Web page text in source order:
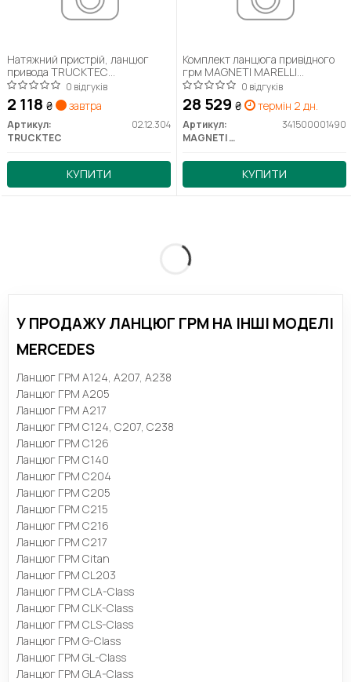
Натяжний пристрій, ланцюг
привода TRUCKTEC
AUTOMOTIVE 02.12.304
0 відгуків
2 118 ₴ завтра
Артикул:
02.12.304
TRUCKTEC
КУПИТИ
Комплект ланцюга привідного
грм MAGNETI MARELLI
3415000014900 відгуків
28 529 ₴ термін 2 дн.
Артикул:
341500001490
MAGNETI MARELLI
КУПИТИ
У ПРОДАЖУ ЛАНЦЮГ ГРМ НА ІНШІ МОДЕЛІ
MERCEDES
Ланцюг ГРМ A124, A207, A238
Ланцюг ГРМ A205
Ланцюг ГРМ A217
Ланцюг ГРМ C124, C207, C238
Ланцюг ГРМ C126
Ланцюг ГРМ C140
Ланцюг ГРМ C204
Ланцюг ГРМ C205
Ланцюг ГРМ C215
Ланцюг ГРМ C216
Ланцюг ГРМ C217
Ланцюг ГРМ Citan
Ланцюг ГРМ CL203
Ланцюг ГРМ CLA-Class
Ланцюг ГРМ CLK-Class
Ланцюг ГРМ CLS-Class
Ланцюг ГРМ G-Class
Ланцюг ГРМ GL-Class
Ланцюг ГРМ GLA-Class